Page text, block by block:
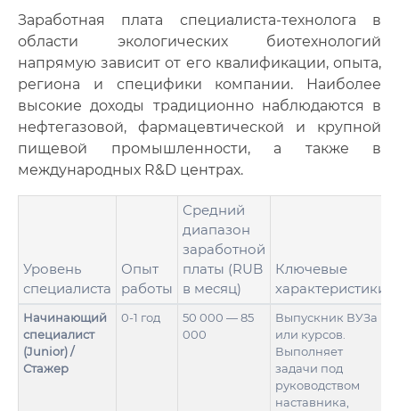
Заработная плата специалиста-технолога в
области экологических биотехнологий
напрямую зависит от его квалификации, опыта,
региона и специфики компании. Наиболее
высокие доходы традиционно наблюдаются в
нефтегазовой, фармацевтической и крупной
пищевой промышленности, а также в
международных R&D центрах.
Уровень
специалиста
Опыт
работы
Средний
диапазон
заработной
платы (RUB
в месяц)
Ключевые
характеристики
Начинающий
специалист
(Junior) /
Стажер
0-1 год
50 000 — 85
000
Выпускник ВУЗа
или курсов.
Выполняет
задачи под
руководством
наставника,